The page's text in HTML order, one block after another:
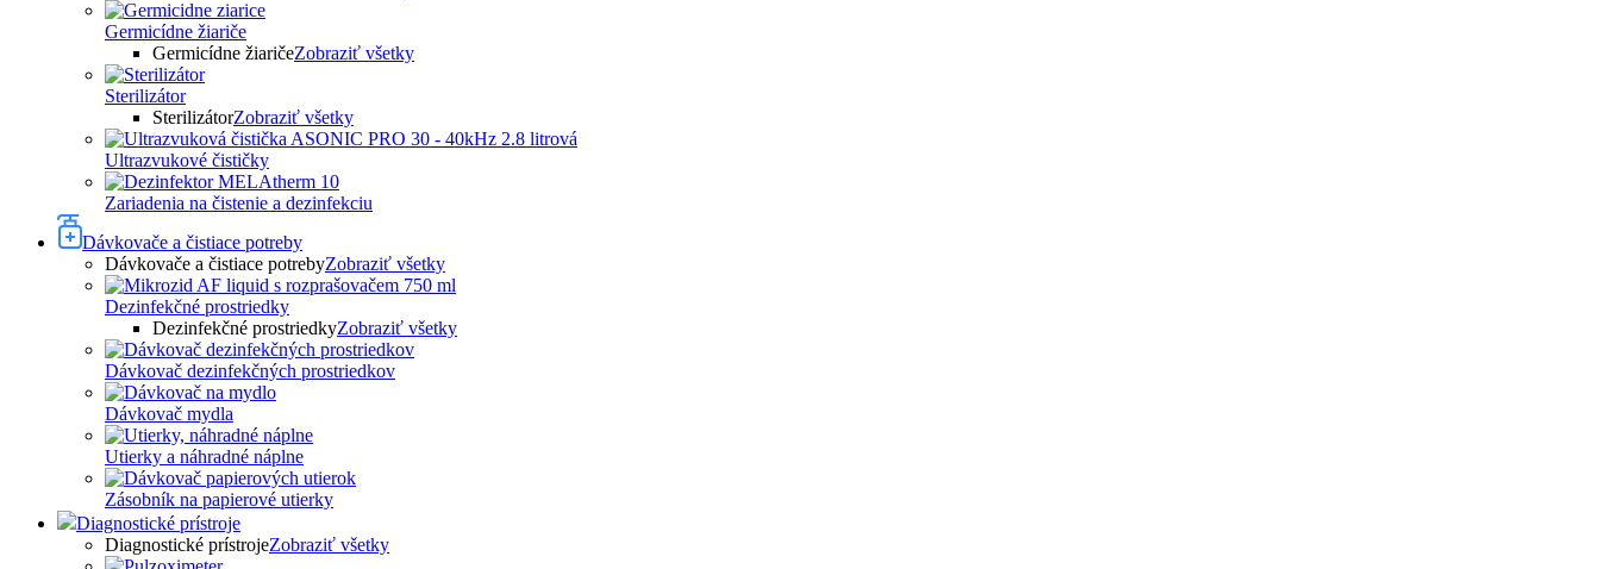
Germicídne žiariče
Germicídne žiaričeZobraziť všetky
Sterilizátor
SterilizátorZobraziť všetky
Ultrazvukové čističky
Zariadenia na čistenie a dezinfekciu
Dávkovače a čistiace potreby
Dávkovače a čistiace potrebyZobraziť všetky
Dezinfekčné prostriedky
Dezinfekčné prostriedkyZobraziť všetky
Dávkovač dezinfekčných prostriedkov
Dávkovač mydla
Utierky a náhradné náplne
Zásobník na papierové utierky
Diagnostické prístroje
Diagnostické prístrojeZobraziť všetky